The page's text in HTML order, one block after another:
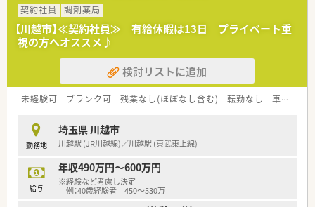
契約社員
調剤薬局
【川越市】≪契約社員≫ 有給休暇は13日 プライベート重
視の方へオススメ♪
検討リストに追加
未経験可 ブランク可 残業なし(ほぼなし含む) 転勤なし 車通勤可
勤務地
埼玉県 川越市
川越駅 (JR川越線)／川越駅 (東武東上線)
給与
年収490万円～600万円
※経験など考慮し決定
例：40歳経験者 450～530万